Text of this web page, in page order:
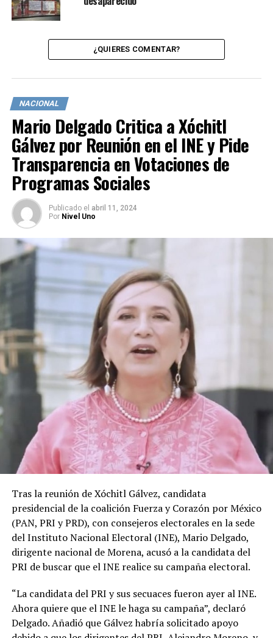
¿QUIERES COMENTAR?
NACIONAL
Mario Delgado Critica a Xóchitl
Gálvez por Reunión en el INE y Pide
Transparencia en Votaciones de
Programas Sociales
Publicado el abril 11, 2024
Por Nivel Uno
Tras la reunión de Xóchitl Gálvez, candidata
presidencial de la coalición Fuerza y Corazón por México
(PAN, PRI y PRD), con consejeros electorales en la sede
del Instituto Nacional Electoral (INE), Mario Delgado,
dirigente nacional de Morena, acusó a la candidata del
PRI de buscar que el INE realice su campaña electoral.
“La candidata del PRI y sus secuaces fueron ayer al INE.
Ahora quiere que el INE le haga su campaña”, declaró
Delgado. Añadió que Gálvez habría solicitado apoyo